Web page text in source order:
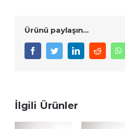
Ürünü paylaşın...
FacebookTwitterLinkedInReddit
İlgili Ürünler